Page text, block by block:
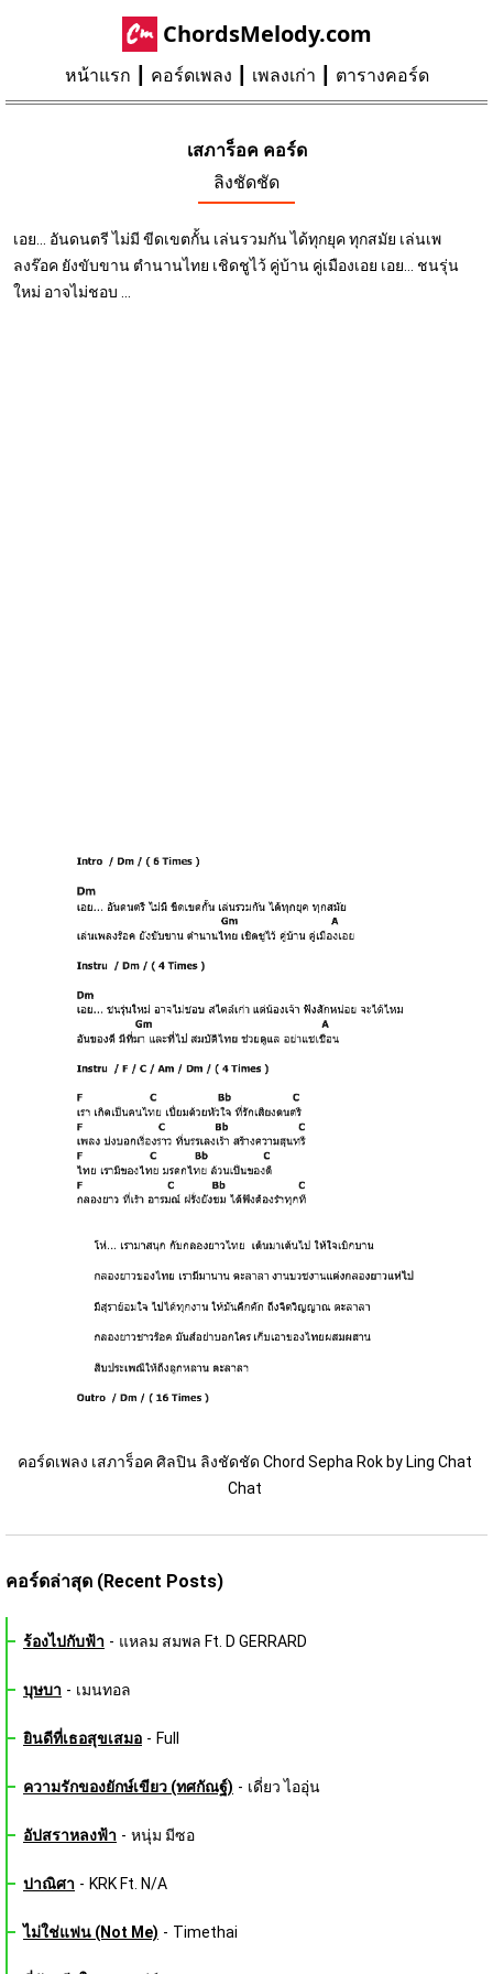
ChordsMelody.com
หน้าแรก คอร์ดเพลง เพลงเก่า ตารางคอร์ด
เสภาร็อค คอร์ด
ลิงชัดชัด
เอย... อันดนตรี ไม่มี ขีดเขตกั้น เล่นรวมกัน ได้ทุกยุค ทุกสมัย เล่นเพ
ลงร๊อค ยังขับขาน ตำนานไทย เชิดชูไว้ คู่บ้าน คู่เมืองเอย เอย... ชนรุ่น
ใหม่ อาจไม่ชอบ ...
คอร์ดเพลง เสภาร็อค ศิลปิน ลิงชัดชัด Chord Sepha Rok by Ling Chat
Chat
คอร์ดล่าสุด (Recent Posts)
ร้องไปกับฟ้า - แหลม สมพล Ft. D GERRARD
บุษบา - เมนทอล
ยินดีที่เธอสุขเสมอ - Full
ความรักของยักษ์เขียว (ทศกัณฐ์) - เดี่ยว ไออุ่น
อัปสราหลงฟ้า - หนุ่ม มีซอ
ปาณิศา - KRK Ft. N/A
ไม่ใช่แฟน (Not Me) - Timethai